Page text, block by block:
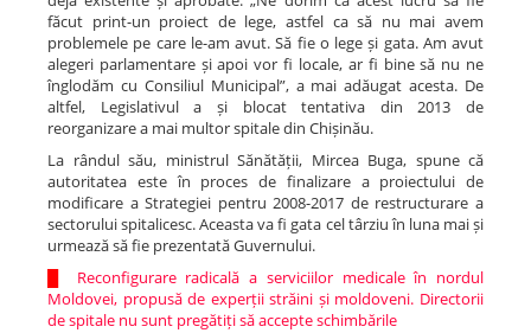
făcut print-un proiect de lege, astfel ca să nu mai avem
problemele pe care le-am avut. Să fie o lege și gata. Am avut
alegeri parlamentare și apoi vor fi locale, ar fi bine să nu ne
înglodăm cu Consiliul Municipal”, a mai adăugat acesta. De
altfel, Legislativul a și blocat tentativa din 2013 de
reorganizare a mai multor spitale din Chișinău.
La rândul său, ministrul Sănătății, Mircea Buga, spune că
autoritatea este în proces de finalizare a proiectului de
modificare a Strategiei pentru 2008-2017 de restructurare a
sectorului spitalicesc. Aceasta va fi gata cel târziu în luna mai și
urmează să fie prezentată Guvernului.
Reconfigurare radicală a serviciilor medicale în nordul
Moldovei, propusă de experții străini și moldoveni. Directorii
de spitale nu sunt pregătiți să accepte schimbările